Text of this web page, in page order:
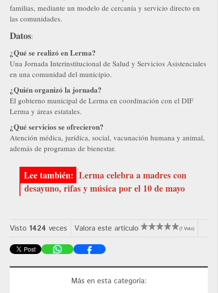
familias, mediante un modelo de cercanía y servicio directo en
las comunidades.
Datos:
¿Qué se realizó en Lerma?
Una Jornada Interinstitucional de Salud y Servicios Asistenciales
en una comunidad del municipio.
¿Quién organizó la jornada?
El gobierno municipal de Lerma en coordinación con el DIF
Lerma y áreas estatales.
¿Qué servicios se ofrecieron?
Atención médica, jurídica, social, vacunación humana y animal,
además de programas de bienestar.
Lerma celebra a madres con
desayuno, rifas y música por el 10 de mayo
Visto 1424 veces Valora este artículo (1 Voto)
Más en esta categoría: